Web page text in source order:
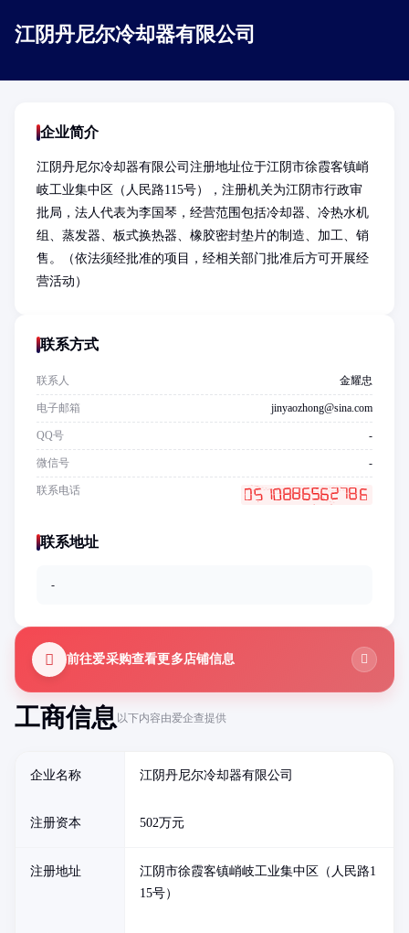
江阴丹尼尔冷却器有限公司
工商信息以下内容由爱企查提供
企业名称 江阴丹尼尔冷却器有限公司
注册资本 502万元
注册地址
江阴市徐霞客镇峭岐工业集中区（人民路1
15号）
企业简介
江阴丹尼尔冷却器有限公司注册地址位于江阴市徐霞客镇峭
岐工业集中区（人民路115号），注册机关为江阴市行政审
批局，法人代表为李国琴，经营范围包括冷却器、冷热水机
组、蒸发器、板式换热器、橡胶密封垫片的制造、加工、销
售。（依法须经批准的项目，经相关部门批准后方可开展经
营活动）
联系方式
联系人 金耀忠
电子邮箱 jinyaozhong@sina.com
QQ号 -
微信号 -
联系电话
联系地址
-
前往爱采购查看更多店铺信息